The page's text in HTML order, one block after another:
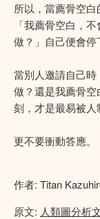
所以，當薦骨空
「我薦骨空白，
做？」自己便會停
當別人邀請自己
做？還是我薦骨
刻，才是最易被人
更不要衝動答應。
作者: Titan
原文: 人類圖分析